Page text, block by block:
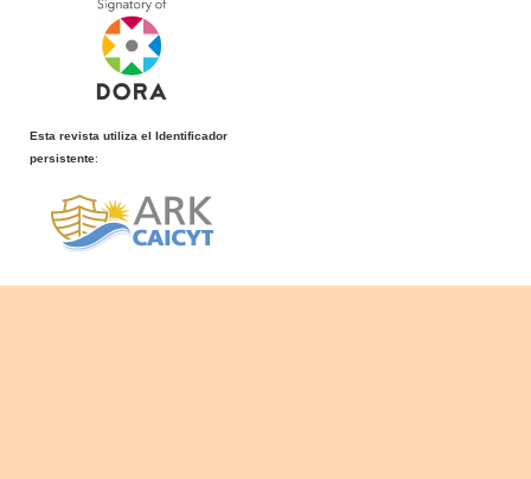
Esta revista utiliza el Identificador
persistente: